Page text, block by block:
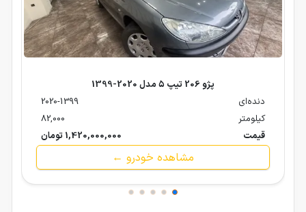
پژو 206 تیپ ۵ مدل 2020-1399
دنده‌ای
2020-1399
کیلومتر
82,000
قیمت
1,420,000,000 تومان
مشاهده خودرو ←